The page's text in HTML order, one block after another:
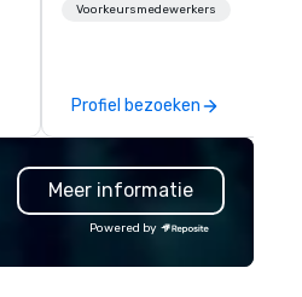
love; we help teams design
Voorkeursmedewerkers
Profiel bezoeken
Meer informatie
Powered by